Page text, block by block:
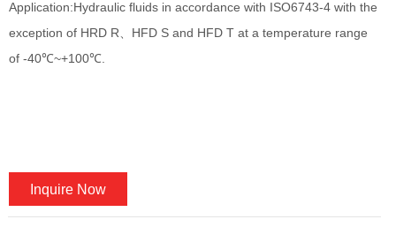
Application:Hydraulic fluids in accordance with ISO6743-4 with the
exception of HRD R、HFD S and HFD T at a temperature range
of -40℃~+100℃.
Inquire Now